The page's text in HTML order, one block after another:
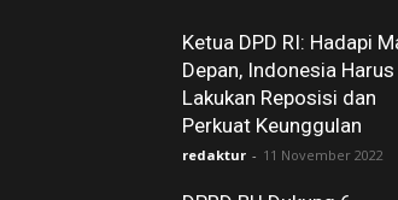
Ketua DPD RI: Hadapi
Depan, Indonesia Harus
Lakukan Reposisi dan
Perkuat Keunggulan
redaktur - 11 November 2022